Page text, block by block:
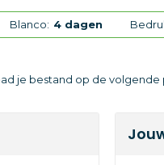
Blanco: 4 dagen
je bestand op de volgende